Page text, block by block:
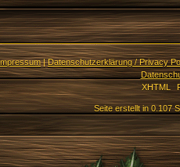
|Datenschutzerklärung / Privacy
XHTML
Seite erstellt in 0.107